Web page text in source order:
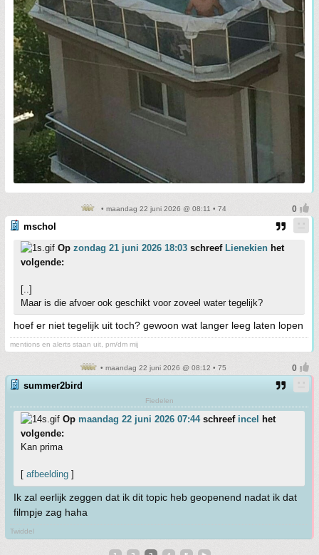
• maandag 22 juni 2026 @ 08:11 • 74
mschol
Op zondag 21 juni 2026 18:03 schreef Lienekien het
volgende:
[..]
Maar is die afvoer ook geschikt voor zoveel water tegelijk?
hoef er niet tegelijk uit toch? gewoon wat langer leeg laten lopen
mentions en alerts staan uit, pm/dm mij
• maandag 22 juni 2026 @ 08:12 • 75
summer2bird
Fiedelen
Op maandag 22 juni 2026 07:44schreef incel
het
volgende:
Kan prima
[ afbeelding ]
Ik zal eerlijk zeggen dat ik dit topic heb geopenend nadat ik dat
filmpje zag haha
Twiddel